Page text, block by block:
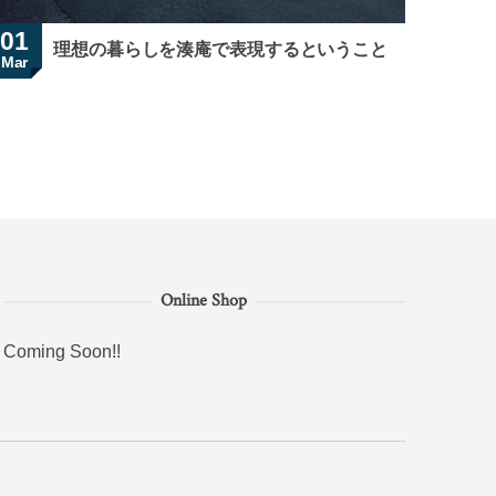
01
Mar
理想の暮らしを湊庵で表現するということ
Online Shop
Coming Soon!!